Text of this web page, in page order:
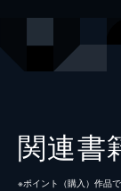
関連書
※ポイント（購⼊）作品